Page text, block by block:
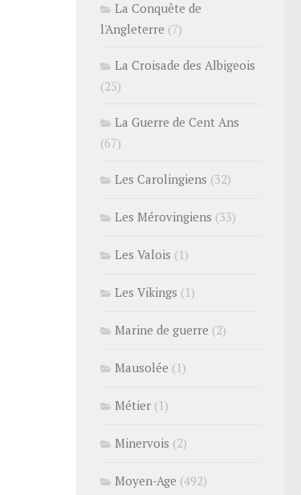
La Conquête de
l'Angleterre (7)
La Croisade des Albigeois
(25)
La Guerre de Cent Ans
(67)
Les Carolingiens (32)
Les Mérovingiens (33)
Les Valois (1)
Les Vikings (1)
Marine de guerre (2)
Mausolée (1)
Métier (1)
Minervois (2)
Moyen-Age (492)